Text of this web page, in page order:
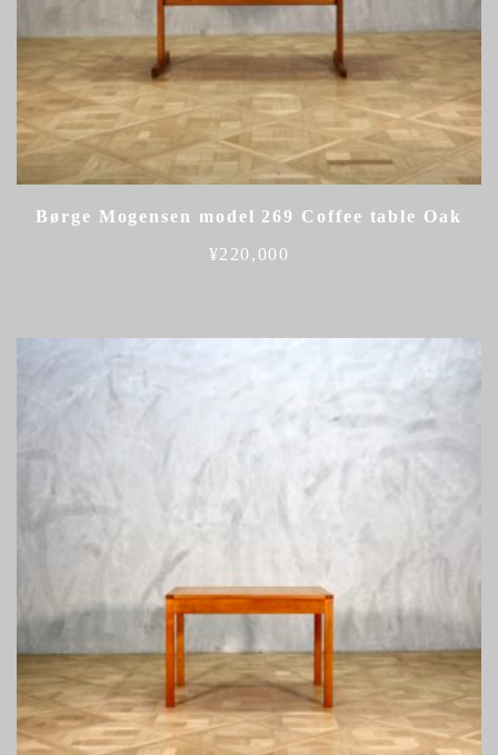
Børge Mogensen model 269 Coffee table Oak
¥220,000